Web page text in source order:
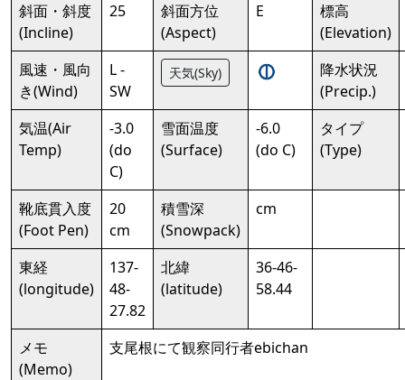
斜面・斜度
(Incline)
25
斜面方位
(Aspect)
E
標高
(Elevation)
風速・風向
き(Wind)
L -
SW
天気(Sky)
降水状況
(Precip.)
気温(Air
Temp)
-3.0
(do
C)
雪面温度
(Surface)
-6.0
(do C)
タイプ
(Type)
靴底貫入度
(Foot Pen)
20
cm
積雪深
(Snowpack)
cm
東経
(longitude)
137-
48-
27.82
北緯
(latitude)
36-46-
58.44
メモ
(Memo)
支尾根にて観察同行者ebichan